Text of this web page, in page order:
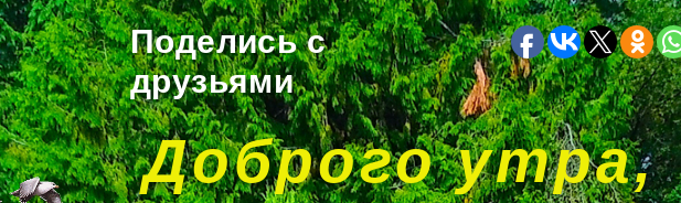
Поделись с
друзьями
Доброго утра,